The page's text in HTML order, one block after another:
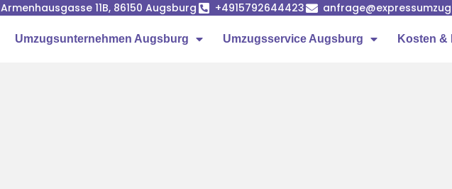
Armenhausgasse 11B, 86150 Augsburg +4915792644423
Umzugsunternehmen Augsburg Umzugsservice Augsburg Kosten &